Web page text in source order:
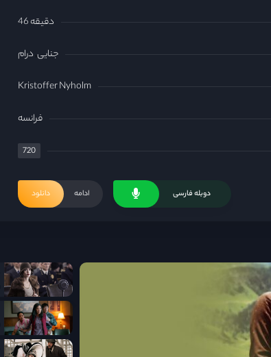
46 دقیقه
جنایی درام
Kristoffer Nyholm
فرانسه
720
ادامه دانلود دوبله فارسی